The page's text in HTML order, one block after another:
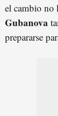
el cambio no
Gubanova
prepararse